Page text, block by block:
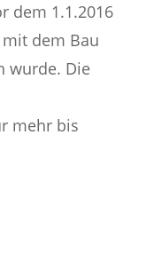
dem 1.1.2016
dem Bau
wurde. Die
mehr bis